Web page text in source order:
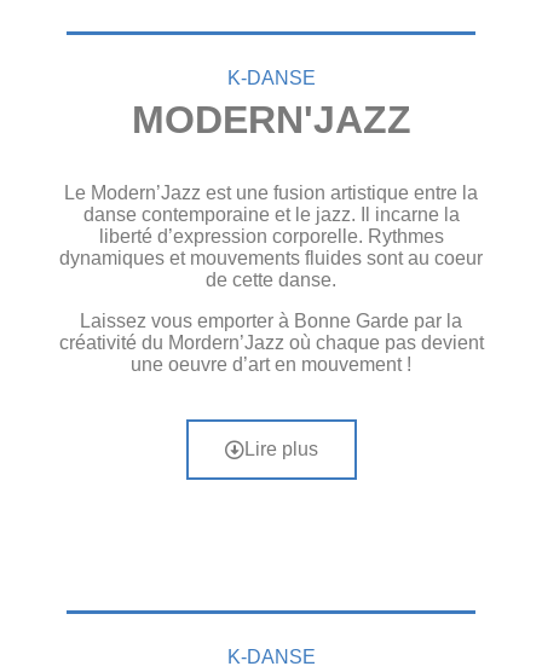
K-DANSE
MODERN'JAZZ
Le Modern’Jazz est une fusion artistique entre la
danse contemporaine et le jazz. Il incarne la
liberté d’expression corporelle. Rythmes
dynamiques et mouvements fluides sont au coeur
de cette danse.
Laissez vous emporter à Bonne Garde par la
créativité du Mordern’Jazz où chaque pas devient
une oeuvre d’art en mouvement !
Lire plus
K-DANSE